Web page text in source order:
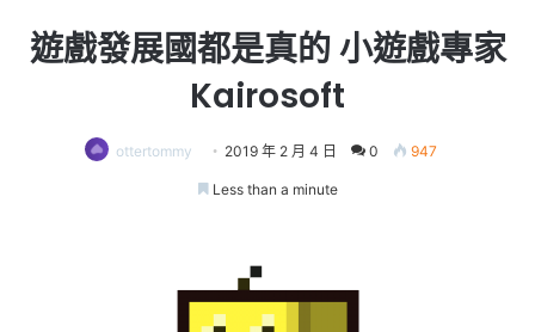
遊戲發展國都是真的 小遊戲專家
Kairosoft
ottertommy 2019 年 2 月 4 日 0 947
Less than a minute